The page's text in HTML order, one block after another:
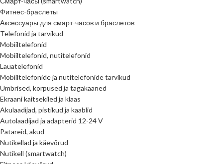
Фитнес-браслеты
Аксессуары для смарт-часов и браслетов
Telefonid ja tarvikud
Mobiiltelefonid
Mobiiltelefonid, nutitelefonid
Lauatelefonid
Mobiiltelefonide ja nutitelefonide tarvikud
Ümbrised, korpused ja tagakaaned
Ekraani kaitsekiled ja klaas
Akulaadijad, pistikud ja kaablid
Autolaadijad ja adapterid 12-24 V
Patareid, akud
Nutikellad ja käevõrud
Nutikell (smartwatch)